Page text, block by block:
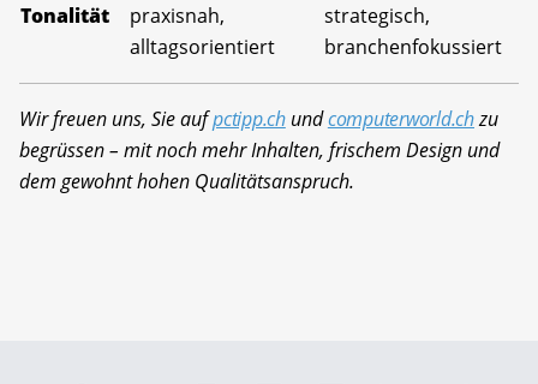
Tonalität
praxisnah,
alltagsorientiert
strategisch,
branchenfokussiert
Wir freuen uns, Sie aufpctipp.chundcomputerworld.chzu
begrüssen – mit noch mehr Inhalten, frischem Design und
dem gewohnt hohen Qualitätsanspruch.